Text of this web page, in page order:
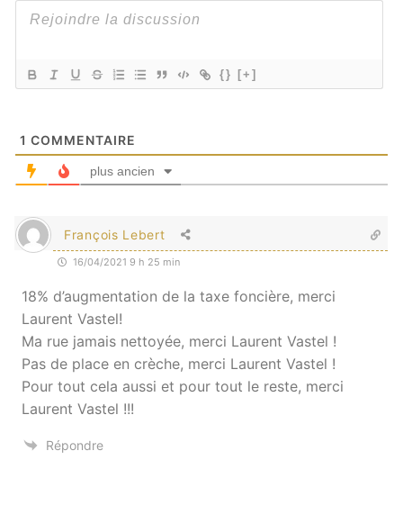
{} [+]
1 COMMENTAIRE
plus ancien
François Lebert
16/04/2021 9 h 25 min
18% d’augmentation de la taxe foncière, merci
Laurent Vastel!
Ma rue jamais nettoyée, merci Laurent Vastel !
Pas de place en crèche, merci Laurent Vastel !
Pour tout cela aussi et pour tout le reste, merci
Laurent Vastel !!!
Répondre